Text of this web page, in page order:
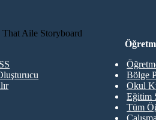
Bölge
Okul
Eğitim
Tüm